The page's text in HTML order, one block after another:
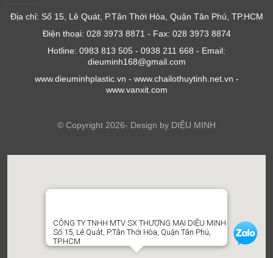
Địa chỉ: Số 15, Lê Quát, P.Tân Thới Hòa, Quận Tân Phú, TP.HCM
Điện thoại: 028 3973 8871 - Fax: 028 3973 8874
Hotline: 0983 813 505 - 0938 211 668 - Email:
dieuminh168@gmail.com
www.dieuminhplastic.vn - www.chailothuytinh.net.vn -
www.vanxit.com
© Copyright 2026- Design by DIỆU MINH
CÔNG TY TNHH MTV SX THƯƠNG MẠI DIỆU MINH
Số 15, Lê Quát, P.Tân Thới Hòa, Quận Tân Phú,
TP.HCM